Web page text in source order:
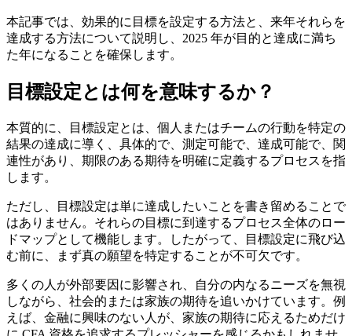
本記事では、効果的に目標を設定する方法と、来年それらを
達成する方法について説明し、2025 年が目的と達成に満ち
た年になることを確保します。
目標設定とは何を意味するか？
本質的に、目標設定とは、個人またはチームの行動を特定の
結果の達成に導く、具体的で、測定可能で、達成可能で、関
連性があり、期限のある期待を明確に定義するプロセスを指
します。
ただし、目標設定は単に達成したいことを書き留めることで
はありません。それらの目標に到達するプロセス全体のロー
ドマップとして機能します。したがって、目標設定に飛び込
む前に、まず真の願望を特定することが不可欠です。
多くの人が外部要因に影響され、自分の内なるニーズを無視
しながら、社会的または家族の期待を追いかけています。例
えば、金融に興味のない人が、家族の期待に応えるためだけ